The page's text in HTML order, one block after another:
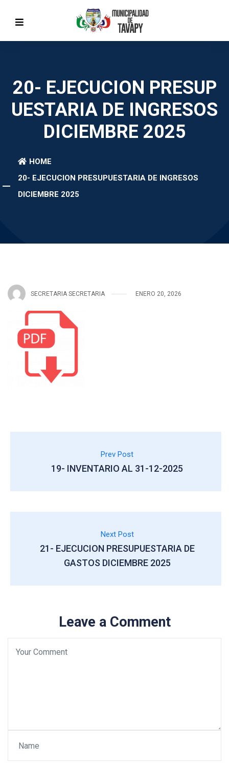
20- EJECUCION PRESUP
UESTARIA DE INGRESOS
DICIEMBRE 2025
HOME
20- EJECUCION PRESUPUESTARIA DE INGRESOS
DICIEMBRE 2025
SECRETARIA SECRETARIA ENERO 20, 2026
Prev Post
19- INVENTARIO AL 31-12-2025
Next Post
21- EJECUCION PRESUPUESTARIA DE
GASTOS DICIEMBRE 2025
Leave a Comment